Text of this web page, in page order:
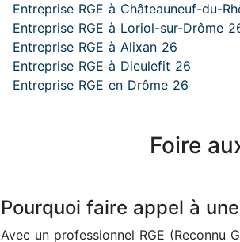
Entreprise RGE à Châteauneuf-du-
Entreprise RGE à Loriol-sur-Drôme
Entreprise RGE à Alixan 26
Entreprise RGE à Dieulefit 26
Entreprise RGE en Drôme 26
Foire
Pourquoi faire appel à
Avec un professionnel RGE (Reconnu